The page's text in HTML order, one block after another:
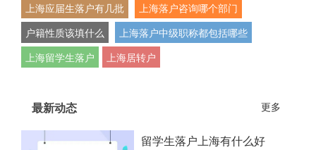
上海应届生落户有几批
上海落户咨询哪个部门
户籍性质该填什么
上海落户中级职称都包括哪些
上海留学生落户
上海居转户
最新动态 更多
留学生落户上海有什么好